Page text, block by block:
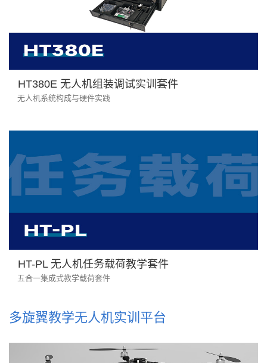
HT380E 无人机组装调试实训套件
无人机系统构成与硬件实践
HT-PL 无人机任务载荷教学套件
五合一集成式教学载荷套件
多旋翼教学无人机实训平台